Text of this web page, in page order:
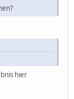
hier